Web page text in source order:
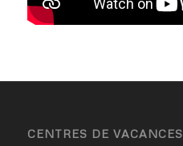
CENTRES DE VACANCES